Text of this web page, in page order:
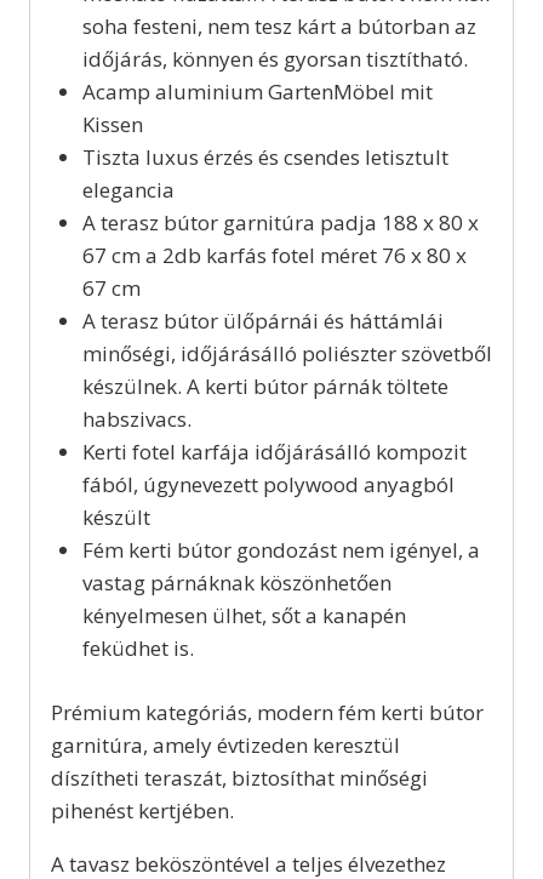
soha festeni, nem tesz kárt a bútorban az
időjárás, könnyen és gyorsan tisztítható.
Acamp aluminium GartenMöbel mit
Kissen
Tiszta luxus érzés és csendes letisztult
elegancia
A terasz bútor garnitúra padja 188 x 80 x
67 cm a 2db karfás fotel méret 76 x 80 x
67 cm
A terasz bútor ülőpárnái és háttámlái
minőségi, időjárásálló poliészter szövetből
készülnek. A kerti bútor párnák töltete
habszivacs.
Kerti fotel karfája időjárásálló kompozit
fából, úgynevezett polywood anyagból
készült
Fém kerti bútor gondozást nem igényel, a
vastag párnáknak köszönhetően
kényelmesen ülhet, sőt a kanapén
feküdhet is.
Prémium kategóriás, modern fém kerti bútor
garnitúra, amely évtizeden keresztül
díszítheti teraszát, biztosíthat minőségi
pihenést kertjében.
A tavasz beköszöntével a teljes élvezethez